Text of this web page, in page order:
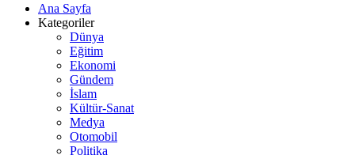
Ana Sayfa
Kategoriler
Dünya
Eğitim
Ekonomi
Gündem
İslam
Kültür-Sanat
Medya
Otomobil
Politika